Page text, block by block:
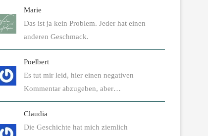
Marie
Das ist ja kein Problem. Jeder hat einen
anderen Geschmack.
Poelbert
Es tut mir leid, hier einen negativen
Kommentar abzugeben, aber…
Claudia
Die Geschichte hat mich ziemlich